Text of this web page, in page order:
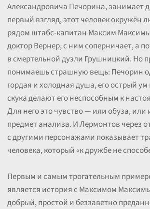
Александровича Печорина, занимает
первый взгляд, этот человек окружён
рядом штабс-капитан Максим
доктор Вернер, с ним соперничает, а
в смертельной дуэли Грушницкий. Но
понимаешь страшную вещь: Печорин
гордая и холодная душа, его острый
скука делают его неспособным к
Для него это чувство — или обуза, или
предмет анализа. И Лермонтов через
с другими персонажами показывает
человека, который «к дружбе не
Первым и самым трогательным
является история с Максимом
добрый, простой и беззаветно